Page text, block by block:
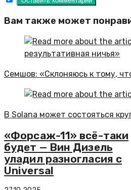
Вам также может
Семшов: «Склоняюсь к тому,
В Solana может состояться
«Форсаж-11» всё-таки
будет — Вин Дизель
уладил разногласия с
Universal